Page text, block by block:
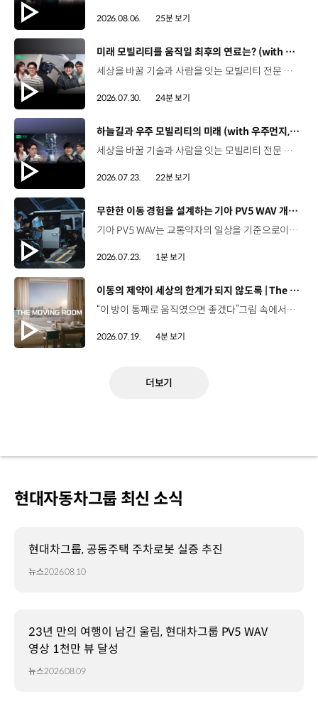
2026.08.06. 25분 보기
[동영상]
미래 모빌리티를 움직일 최후의 연료는? (with 우주먼지, 항성) | 현대진행형 팟캐스트 EP. 21
세상을 바꿀 기술과 사람을 잇는 모빌리티 전문 팟캐스트, 현대진행형. 🔊 과학커뮤니케이터 이독실, 여도은 앵커,그리고 천문학자 우주먼지, 과학커뮤니케이터 항성과 함께했습니다. 휘발유부터 전기차, 수소전기차, 하이브리드까지미래 모빌리티를 움직일 연료는 무엇일까요? 스물한 번째 에피소드에서는 자동차의 '연료'를 주제로다양한 에너지가 만들어갈 미래 모빌리티 라이프스타일을 이야기합니다. 연료가 바뀌면 자동차도, 우리의 이동 방식도 달라지지 않을까요?현대진행형 21편에서 확인해 보세요. 현대진행형 팟빵▶ 현대진행형 애플 팟캐스트▶현대진행형 스포티파이▶ 00:00 하이라이트00:21 인트로 / 자기소개00:58 자동차의 성격, 무엇으로 결정될까?03:38 연료란, 자동차의 성격을 결정하는 DNA04:24 휘발유는 어떻게 연료 경쟁에서 살아남았을까06:09 휘발유의 과거와 현재, 유연휘발유 속 납성분07:02 지구를 납으로 오염시키던 유연휘발유가 사라진 이유08:47 달리는 전자제품이 된 자동차, SDV 시대로의 전환09:46 '기계공학' 시스템에서 '소프트웨어'로 변화하는 모빌리티11:18 친환경차 시대가 오기까지의 기술적 과제11:43 전기차 배터리가 풀어야 할 숙제12:25 배터리를 관리하는 BMS 기술13:51 수소전기차, 인프라가 먼저일까 수요가 먼저일까?14:23 수소가 청정 연료로 주목받는 이유15:08 우주에서 가장 흔한 원소, 수소 생산과 운송의 현실적인 과제16:49 수소가 필요한 모빌리티는 따로 있다18:21 하이브리드가 대세인 시대, 그 이유는? 19:26 하이브리드는 연료 과도기를 견디게 해주는 기술21:44 전기·수소·하이브리드를 함께 준비하는 멀티 파워트레인 전략이란?23:30 클로징 *본 영상에 포함된 참여자의 의견은 현대자동차그룹의 공식 입장과 다를 수 있습니다. #현대자동차그룹 #현대진행형 #모빌리티팟캐스트 #전기차 #수소전기차 #연료 #에너지 #미래모빌리티 #모빌리티 #팟캐스트
2026.07.30. 24분 보기
[동영상]
하늘길과 우주 모빌리티의 미래 (with 우주먼지, 항성) | 현대진행형 팟캐스트 EP. 20
세상을 바꿀 기술과 사람을 잇는 모빌리티 전문 팟캐스트, 현대진행형. 🔊 과학커뮤니케이터 이독실, 여도은 앵커,그리고 천문학자 우주먼지, 과학커뮤니케이터 항성과 함께했습니다. 우주정거장을 거쳐 뉴욕으로 향하는 미래를 상상해본 적 있나요?스무 번째 에피소드에서는 하늘 위 교통 체계와 이동 수단의 모습,그리고 지상을 넘어 우주로 확장되는 모빌리티의 가능성까지 살펴봅니다. 하늘길이 열리면 우리의 일상은 어떻게 달라질지,현대진행형 20편에서 확인해 보세요. 현대진행형 팟빵▶현대진행형 애플 팟캐스트▶현대진행형 스포티파이▶ 00:00 하이라이트00:24 인트로 / 자기소개00:47 하늘길의 교통은 어떻게 다를까02:33 하늘의 교통 관제 시스템03:10 하늘을 나는 자동차의 모습은?05:10 미래 하늘길의 동력원과 연료06:42 휘발유 대신 항공유가 쓰일 가능성07:18 자동차에서 모빌리티로의 변화08:13 하늘길 시대의 도로와 도시10:02 우주 모빌리티는 어디까지 가능할까12:18 우주를 경험하는 미래12:57 우주로 확장되는 모빌리티13:30 하늘과 우주에서 좋은 차의 기준은?14:54 우주 관광은 누구나 가능할까16:35 현대로템과 한국 우주 산업의 미래18:37 미래 모빌리티가 바꿀 우리의 일상 *본 영상에 포함된 참여자의 의견은 현대자동차그룹의 공식 입장과 다를 수 있습니다. #현대자동차그룹 #현대진행형 #모빌리티팟캐스트 #UAM #스카이모빌리티 #하늘길 #자율주행 #우주 #우주항공 #모빌리티 #팟캐스트
2026.07.23. 22분 보기
[동영상]
무한한 이동 경험을 설계하는 기아 PV5 WAV 개발 스토리 | The Moving Room
기아 PV5 WAV는 교통약자의 일상을 기준으로이동 과정을 다시 설계했습니다. 탑승자의 목적에 맞게 확장되는 모빌리티, PV5 WAV 개발 스토리를 영상으로 확인해 보세요. #현대자동차그룹 #TheMovingRoom #기아 #PV5 #PV5WAV #PBV #목적기반모빌리티
2026.07.23. 1분 보기
[동영상]
이동의 제약이 세상의 한계가 되지 않도록 | The Moving Room
“이 방이 통째로 움직였으면 좋겠다”그림 속에서만 그리던 여행이 현실이 되기까지 기아 PV5 WAV는 필요한 의료 장비를 싣고가족과 한 공간에서 함께 떠날 수 있도록이동의 경험을 다시 설계했습니다. 같은 풍경을 보고, 같은 순간을 나누는 일현대자동차그룹은 모두를 위한 이동을 만들어갑니다. #현대자동차그룹 #TheMovingRoom #PV5 #기아 #목적기반모빌리티 #PV5WAV #PBV
2026.07.19. 4분 보기
더보기
현대자동차그룹 최신 소식
현대차그룹, 공동주택 주차로봇 실증 추진
뉴스2026.08.10
23년 만의 여행이 남긴 울림, 현대차그룹 PV5 WAV
영상 1천만 뷰 달성
뉴스2026.08.09